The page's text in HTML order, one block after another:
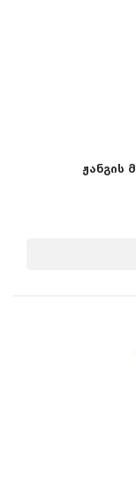
ჟანგის